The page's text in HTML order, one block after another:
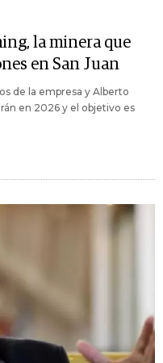
la minera que
en San Juan
de la empresa y Alberto
en 2026 y el objetivo es